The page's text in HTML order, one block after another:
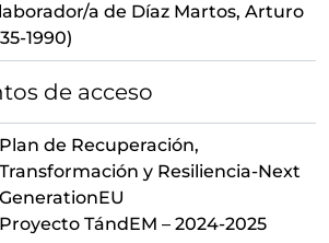
a de Díaz Martos, Arturo
1990)
de acceso
Plan de Recuperación,
Transformación y Resiliencia-Next
GenerationEU
Proyecto TándEM – 2024-2025